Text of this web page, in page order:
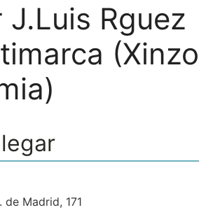
J.Luis Rguez
(Xinzo
de Madrid, 171